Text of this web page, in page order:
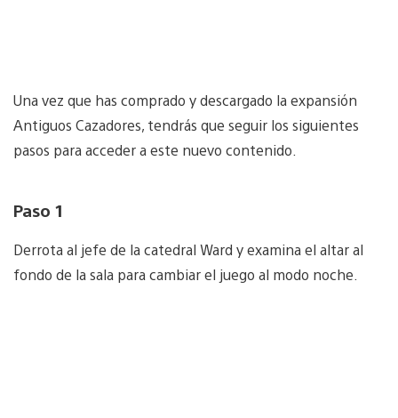
Una vez que has comprado y descargado la expansión
Antiguos Cazadores, tendrás que seguir los siguientes
pasos para acceder a este nuevo contenido.
Paso 1
Derrota al jefe de la catedral Ward y examina el altar al
fondo de la sala para cambiar el juego al modo noche.